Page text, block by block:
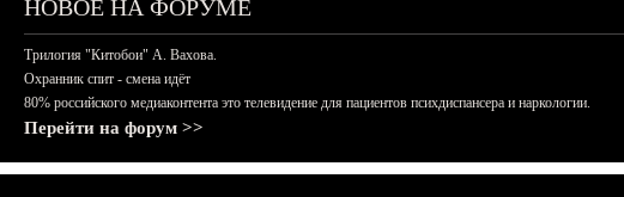
НОВОЕ НА ФОРУМЕ
Трилогия "Китобои" А. Вахова.
Охранник спит - смена идёт
80% российского медиаконтента это телевидение для пациентов психдиспансера и наркологии.
Перейти на форум >>